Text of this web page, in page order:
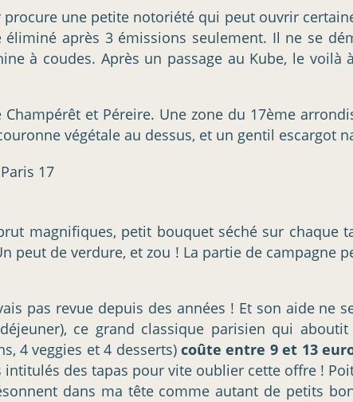
une petite notoriété qui peut ouvrir
après 3 émissions seulement. Il ne se
à coudes. Après un passage au Kube, le voilà
et Péreire. Une zone du 17ème
végétale au dessus, et un gentil escargot
magnifiques, petit bouquet séché sur chaque
de verdure, et zou ! La partie de campagne
pas revue depuis des années ! Et son aide ne
ce grand classique parisien qui
4 veggies et 4 desserts)coûte entre 9 et 13
des tapas pour vite oublier cette offre !
dans ma tête comme autant de petits